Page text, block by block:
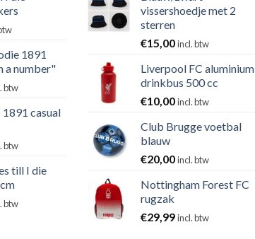
1891
a number"
btw
1891 casual
btw
till I die
btw
vissershoedje met 2
sterren
€15,00incl. btw
Liverpool FC aluminium
drinkbus 500 cc
€10,00incl. btw
Club Brugge voetbal
blauw
€20,00incl. btw
Nottingham Forest FC
rugzak
€29,99incl. btw